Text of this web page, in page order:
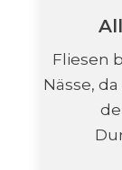
Fliesen
Nässe,